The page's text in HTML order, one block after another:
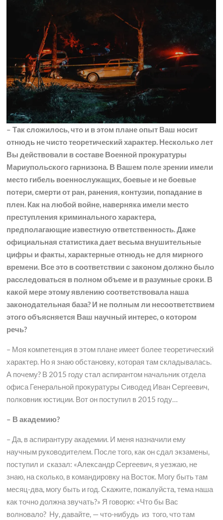
– Так сложилось, что и в этом плане опыт Ваш носит
отнюдь не чисто теоретический характер. Несколько лет
Вы действовали в составе Военной прокуратуры
Мариупольского гарнизона. В Вашем поле зрении имели
место гибель военнослужащих, боевые и не боевые
потери, смерти от ран, ранения, контузии, попадание в
плен. Как на любой войне, наверняка имели место
преступления криминального характера,
предполагающие известную ответственность. Даже
официальная статистика дает весьма внушительные
цифры и факты, характерные отнюдь не для мирного
времени. Все это в соответствии с законом должно было
расследоваться в полном объеме и в разумные сроки. В
какой мере этому явлению соответствовала наша
законодательная база? И не полным ли несоответствием
этого объясняется Ваш научный интерес, о котором
речь?
– Моя компетенция в этом плане имеет более теоретический
характер. Но я знаю обстановку, которая там складывалась.
А почему? В 2015 году стал аспирантом начальник отдела
офиса Генеральной прокуратуры Сиводед Иван Сергеевич,
полковник юстиции. Вот он поступил в 2015 году…
– В академию?
– Да, в аспирантуру академии. И меня назначили ему
научным руководителем. После того, как он сдал экзамены,
поступил и сказал: «Александр Сергеевич, я уезжаю, не
знаю, на сколько, в командировку на Восток. Могу быть там
месяц-два, могу быть и год. Скажите, пожалуйста, тема наша
как точно должна звучать?» Я говорю: «Что бы Вас
волновало? Ну, давайте, — что-нибудь из того, что там